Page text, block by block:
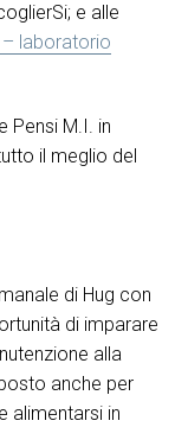
e alle
– laboratorio
Pensi M.I. in
il meglio del
di Hug con
di imparare
alla
anche per
alimentarsi in